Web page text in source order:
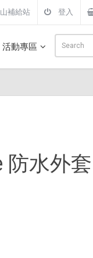
補給站 登入
活動專區
防水外